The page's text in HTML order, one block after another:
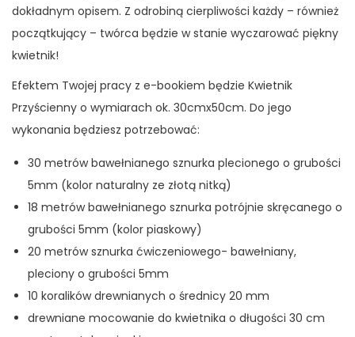
-
B
O
O
K
dokładnym opisem. Z odrobiną cierpliwości każdy – również
początkujący – twórca będzie w stanie wyczarować piękny
kwietnik!
Efektem Twojej pracy z e-bookiem będzie Kwietnik
Przyścienny o wymiarach ok. 30cmx50cm. Do jego
wykonania będziesz potrzebować:
30 metrów bawełnianego sznurka plecionego o grubości
5mm (kolor naturalny ze złotą nitką)
18 metrów bawełnianego sznurka potrójnie skręcanego o
grubości 5mm (kolor piaskowy)
20 metrów sznurka ćwiczeniowego- bawełniany,
pleciony o grubości 5mm
10 koralików drewnianych o średnicy 20 mm
drewniane mocowanie do kwietnika o długości 30 cm